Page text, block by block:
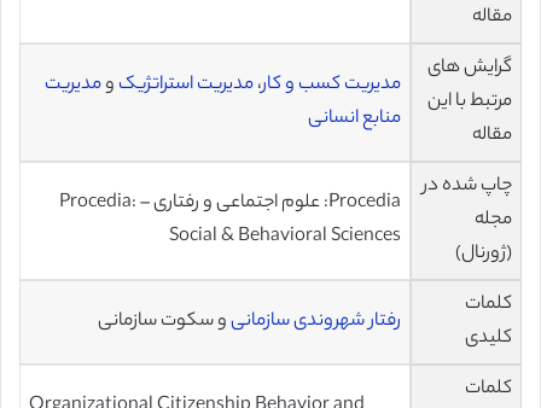
مقاله
گرایش های
مرتبط با این
مقاله
مدیریت کسب و کار،مدیریت استراتژیک ومدیریت
منابع انسانی
چاپ شده در
مجله
(ژورنال)
Procedia: علوم اجتماعی و رفتاری – Procedia:
Social & Behavioral Sciences
کلمات
کلیدی
رفتار شهروندی سازمانیو سکوت سازمانی
کلمات